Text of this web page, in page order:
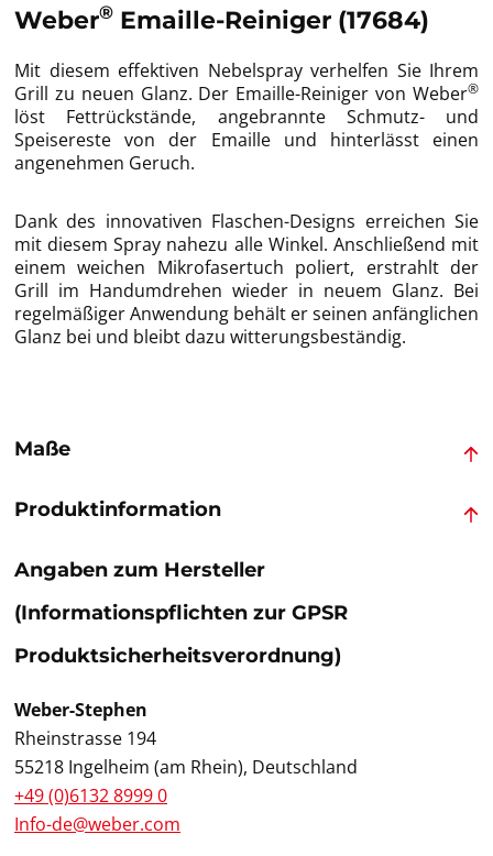
Weber® Emaille-Reiniger (17684)
Mit diesem effektiven Nebelspray verhelfen Sie Ihrem
Grill zu neuen Glanz. Der Emaille-Reiniger von Weber®
löst Fettrückstände, angebrannte Schmutz- und
Speisereste von der Emaille und hinterlässt einen
angenehmen Geruch.
Dank des innovativen Flaschen-Designs erreichen Sie
mit diesem Spray nahezu alle Winkel. Anschließend mit
einem weichen Mikrofasertuch poliert, erstrahlt der
Grill im Handumdrehen wieder in neuem Glanz. Bei
regelmäßiger Anwendung behält er seinen anfänglichen
Glanz bei und bleibt dazu witterungsbeständig.
Maße
Produktinformation
Angaben zum Hersteller
(Informationspflichten zur GPSR
Produktsicherheitsverordnung)
Weber-Stephen
Rheinstrasse 194
55218 Ingelheim (am Rhein), Deutschland
+49 (0)6132 8999 0
Info-de@weber.com